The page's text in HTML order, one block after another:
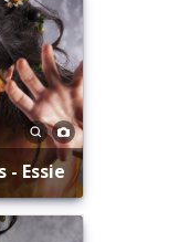
- Essie